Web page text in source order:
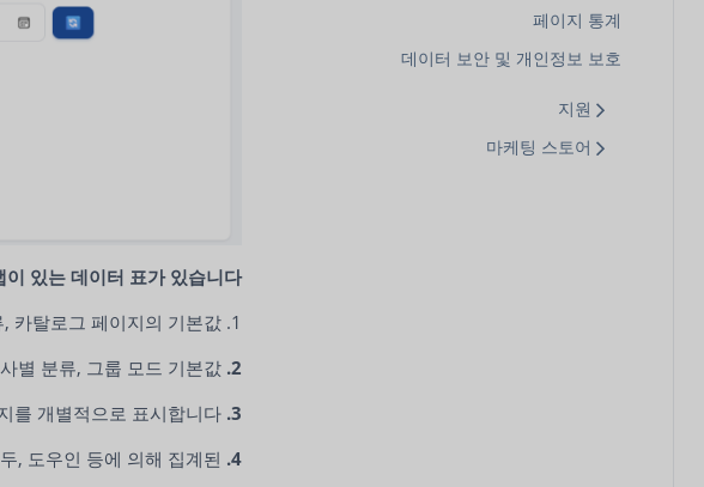
페이지 통계
데이터 보안 및 개인정보 보호
지원
마케팅 스토어
있는 데이터 표가 있습니다.
1.
카탈로그 페이지의 기본값.
2. 회사별
별 분류, 그룹 모드 기본값.
3. 카탈로그별
개별적으로 표시합니다.
4. 플랫폼별
, 도우인 등에 의해 집계된.